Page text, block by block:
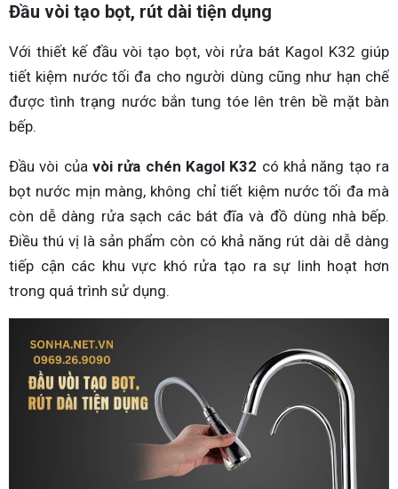
Đầu vòi tạo bọt, rút dài tiện dụng
Với thiết kế đầu vòi tạo bọt, vòi rửa bát Kagol K32 giúp
tiết kiệm nước tối đa cho người dùng cũng như hạn chế
được tình trạng nước bắn tung tóe lên trên bề mặt bàn
bếp.
Đầu vòi của vòi rửa chén Kagol K32 có khả năng tạo ra
bọt nước mịn màng, không chỉ tiết kiệm nước tối đa mà
còn dễ dàng rửa sạch các bát đĩa và đồ dùng nhà bếp.
Điều thú vị là sản phẩm còn có khả năng rút dài dễ dàng
tiếp cận các khu vực khó rửa tạo ra sự linh hoạt hơn
trong quá trình sử dụng.